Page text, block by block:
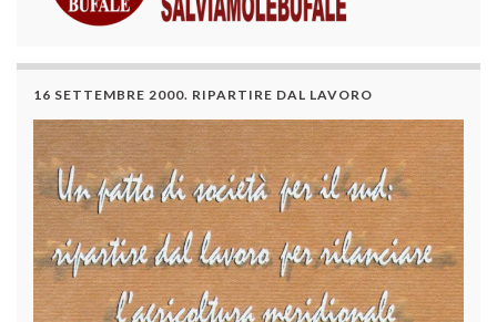
16 SETTEMBRE 2000. RIPARTIRE DAL LAVORO